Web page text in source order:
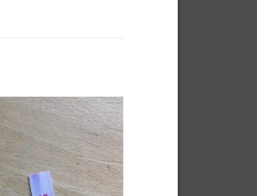
Auf die
Wunschliste